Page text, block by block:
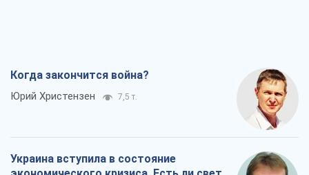
Когда закончится война?
Юрий Христензен 7,5 т.
Украина вступила в состояние